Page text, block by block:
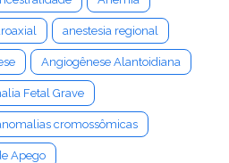
anestesia regional
Angiogênese Alantoidiana
Fetal Grave
cromossômicas
Apego